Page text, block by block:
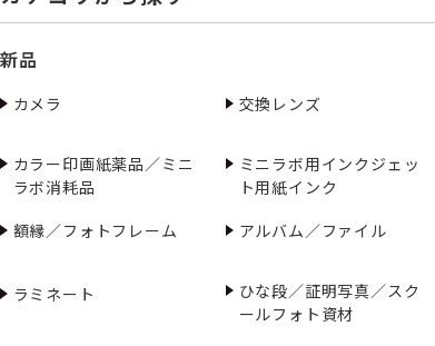
新品
カメラ 交換レンズ
カラー印画紙薬品／ミニ
ラボ消耗品
ミニラボ用インクジェッ
ト用紙インク
額縁／フォトフレーム
アルバム／ファイル
ラミネート
ひな段／証明写真／スク
ールフォト資材